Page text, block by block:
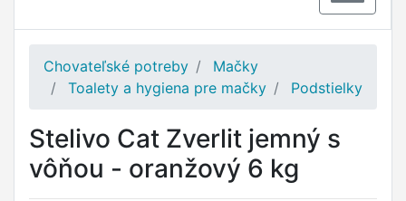
Chovateľské potreby
Mačky
Toalety a hygiena pre mačky
Podstielky
Stelivo Cat Zverlit jemný s
vôňou - oranžový 6 kg